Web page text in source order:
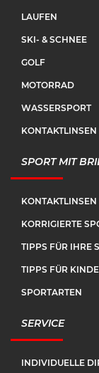
LAUFEN
SKI- & SCHNEE
GOLF
MOTORRAD
WASSERSPORT
KONTAKTLINSEN
SPORT MIT
KONTAKTLINSEN
KORRIGIERTE
TIPPS FÜR IHRE
TIPPS FÜR
SPORTARTEN
SERVICE
INDIVIDUELLE